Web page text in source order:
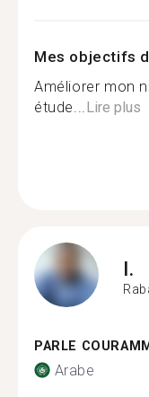
Mes objectifs
Améliorer mon
étude...Lire plus
I.
PARLE
Arabe